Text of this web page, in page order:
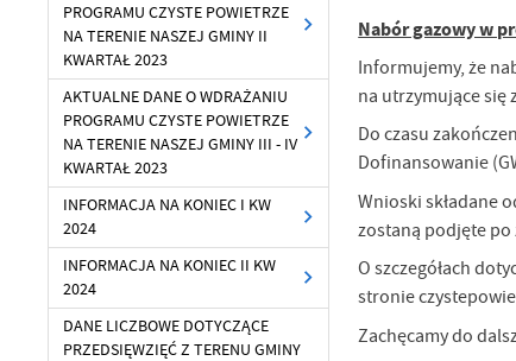
PROGRAMU CZYSTE POWIETRZE
NA TERENIE NASZEJ GMINY II
KWARTAŁ 2023
AKTUALNE DANE O WDRAŻANIU
PROGRAMU CZYSTE POWIETRZE
NA TERENIE NASZEJ GMINY III - IV
KWARTAŁ 2023
INFORMACJA NA KONIEC I KW
2024
INFORMACJA NA KONIEC II KW
2024
DANE LICZBOWE DOTYCZĄCE
PRZEDSIĘWZIĘĆ Z TERENU GMINY
Nabór gazowy w
Informujemy, że
na utrzymujące się
Do czasu
Dofinansowanie
Wnioski składane
zostaną podjęte
O szczegółach
stronie
Zachęcamy do